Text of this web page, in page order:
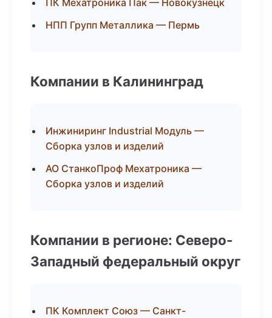
ПК Мехатроника Пак — Новокузнецк
НПП Групп Металлика — Пермь
Компании в Калининград
Инжиниринг Industrial Модуль —
Сборка узлов и изделий
АО СтанкоПроф Мехатроника —
Сборка узлов и изделий
Компании в регионе: Северо-
Западный федеральный округ
ПК Комплект Союз — Санкт-